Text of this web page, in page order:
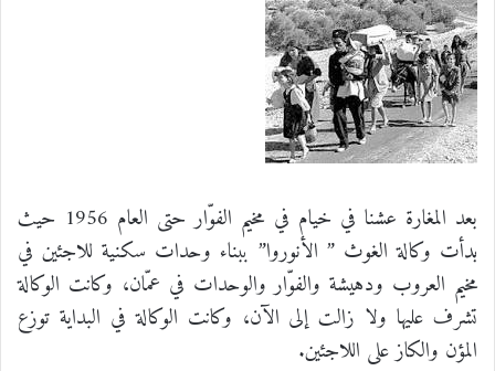
بعد المغارة عشنا في خيام في مخيم الفوّار حتى العام 1956 حيث
بدأت وكالة الغوث ” الأنوروا” ببناء وحدات سكنية للاجئين في
مخيم العروب ودهيشة والفوّار والوحدات في عمّان، وكانت الوكالة
تشرف عليها ولا زالت إلى الآن، وكانت الوكالة في البداية توزع
المؤن والكاز على اللاجئين.